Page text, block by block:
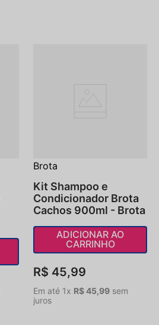
Brota
Kit Shampoo e
Condicionador Brota
Cachos 900ml - Brota
ADICIONAR AO
CARRINHO
R$ 45,99
Em até 1x R$45,99 sem
juros